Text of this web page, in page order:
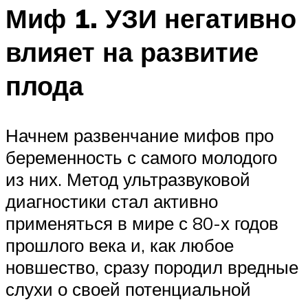
Миф 1. УЗИ негативно
влияет на развитие
плода
Начнем развенчание мифов про
беременность с самого молодого
из них. Метод ультразвуковой
диагностики стал активно
применяться в мире с 80-х годов
прошлого века и, как любое
новшество, сразу породил вредные
слухи о своей потенциальной